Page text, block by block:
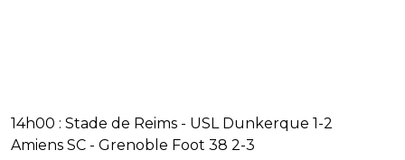
14h00 : Stade de Reims - USL Dunkerque 1-2
Amiens SC - Grenoble Foot 38 2-3